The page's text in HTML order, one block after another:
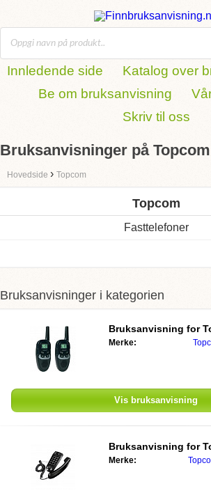
Innledende side
Katalog over
Be om bruksanvisning
Skriv til oss
Bruksanvisninger på Topcom
Hovedside › Topcom
Topcom
Fasttelefoner
Bruksanvisninger i kategorien
Bruksanvisning for
Merke:
Vis bruksanvisning
Bruksanvisning for
Merke: